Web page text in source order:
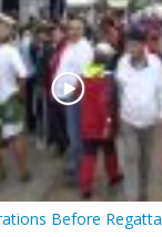
Before Regatta